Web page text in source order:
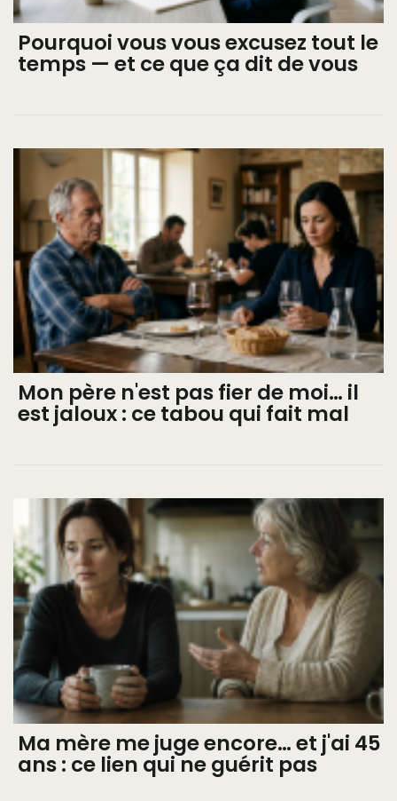
Pourquoi vous vous excusez tout le
temps — et ce que ça dit de vous
Mon père n'est pas fier de moi… il
est jaloux : ce tabou qui fait mal
Ma mère me juge encore… et j'ai 45
ans : ce lien qui ne guérit pas